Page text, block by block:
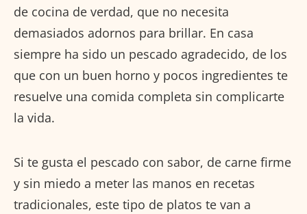
de cocina de verdad, que no necesita
demasiados adornos para brillar. En casa
siempre ha sido un pescado agradecido, de los
que con un buen horno y pocos ingredientes te
resuelve una comida completa sin complicarte
la vida.
Si te gusta el pescado con sabor, de carne firme
y sin miedo a meter las manos en recetas
tradicionales, este tipo de platos te van a